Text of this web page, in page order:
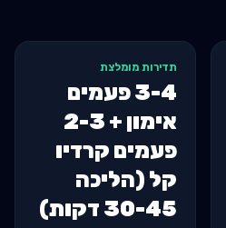
תדירות מומלצת
3-4 פעמים
אימון + 2-3
פעמים קרדיו
קל (הליכה
30-45 דקות)